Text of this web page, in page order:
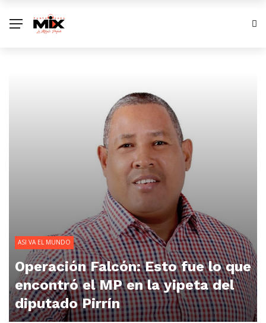
ASI VA EL MUNDO
Operación Falcón: Esto fue lo que
encontró el MP en la yipeta del
diputado Pirrín